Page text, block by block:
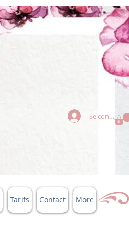
Se connecter
Tarifs Contact More